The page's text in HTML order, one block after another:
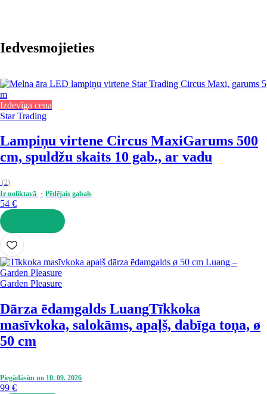
Iedvesmojieties
Izdevīga cena
Star Trading
Lampiņu virtene Circus MaxiGarums 500
cm, spuldžu skaits 10 gab., ar vadu
(2)
Ir noliktavā
Pēdējais gabals
54 €
LIKT GROZĀ
Garden Pleasure
Dārza ēdamgalds LuangTīkkoka
masīvkoka, salokāms, apaļš, dabīga toņa, ø
50 cm
Piegādāsim no 10. 09. 2026
99 €